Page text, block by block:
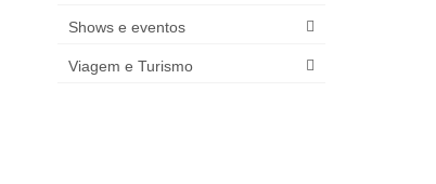
Ambiente discute e promove
conscientização sobre a
Shows e eventos
Viagem e Turismo